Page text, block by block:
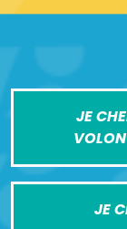
JE
JE